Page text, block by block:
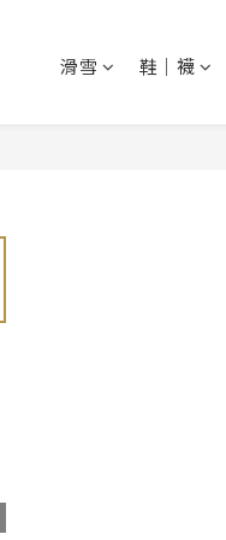
滑雪 鞋│襪